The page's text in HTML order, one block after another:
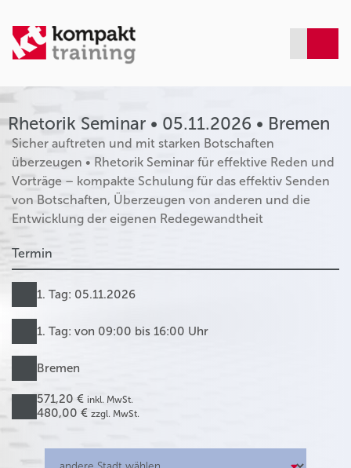
Rhetorik Seminar • 05.11.2026 • Bremen
Sicher auftreten und mit starken Botschaften
überzeugen • Rhetorik Seminar für effektive Reden und
Vorträge – kompakte Schulung für das effektiv Senden
von Botschaften, Überzeugen von anderen und die
Entwicklung der eigenen Redegewandtheit
Termin
1. Tag: 05.11.2026
1. Tag: von 09:00 bis 16:00 Uhr
Bremen
571,20 € inkl. MwSt.
480,00 € zzgl. MwSt.